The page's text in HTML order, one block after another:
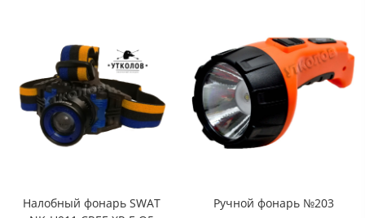
Налобный фонарь SWAT
Ручной фонарь №203